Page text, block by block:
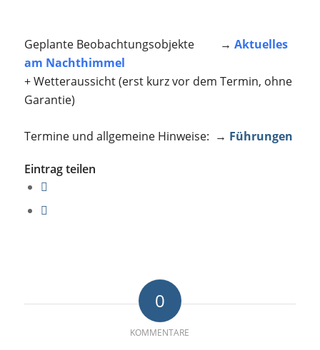
Geplante Beobachtungsobjekte → Aktuelles
am Nachthimmel
+ Wetteraussicht (erst kurz vor dem Termin, ohne
Garantie)
Termine und allgemeine Hinweise: → Führungen
Eintrag teilen
0
KOMMENTARE